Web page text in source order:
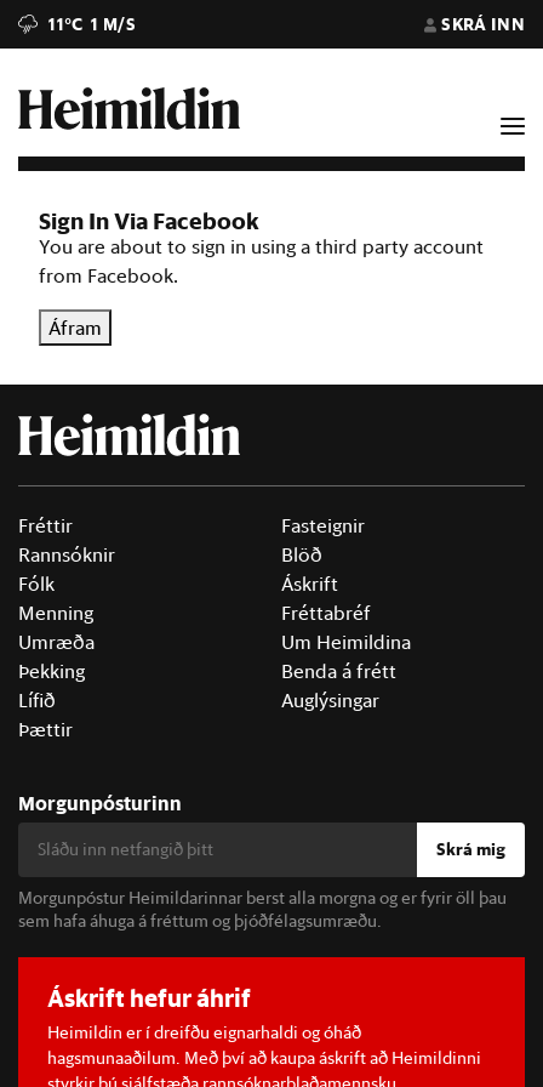
11°C 1 M/S SKRÁ INN
Sign In Via Facebook
You are about to sign in using a third party account
from Facebook.
Áfram
Fréttir
Rannsóknir
Fólk
Menning
Umræða
Þekking
Lífið
Þættir
Fasteignir
Blöð
Áskrift
Fréttabréf
Um Heimildina
Benda á frétt
Auglýsingar
Morgunpósturinn
Skrá mig
Morgunpóstur Heimildarinnar berst alla morgna og er fyrir öll þau
sem hafa áhuga á fréttum og þjóðfélagsumræðu.
Áskrift hefur áhrif
Heimildin er í dreifðu eignarhaldi og óháð
hagsmunaaðilum. Með því að kaupa áskrift að Heimildinni